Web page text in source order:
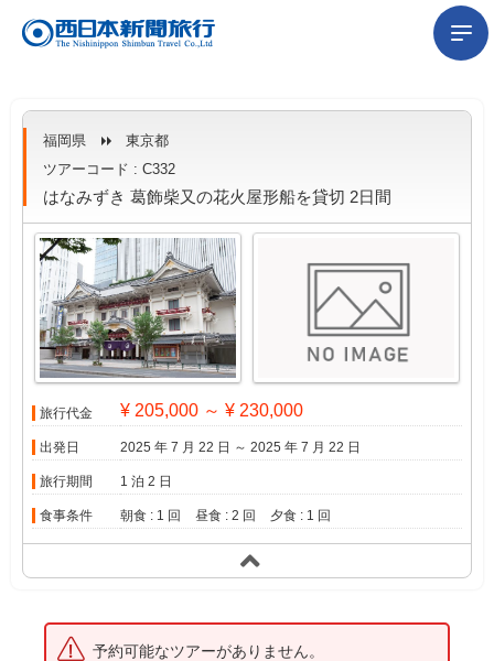
福岡県
東京都
ツアーコード : C332
はなみずき 葛飾柴又の花火屋形船を貸切 2日間
旅行代金 ¥ 205,000 ～ ¥ 230,000
出発日 2025 年 7 月 22 日 ～ 2025 年 7 月 22 日
旅行期間 1 泊 2 日
食事条件 朝食 : 1 回 昼食 : 2 回 夕食 : 1 回
予約可能なツアーがありません。